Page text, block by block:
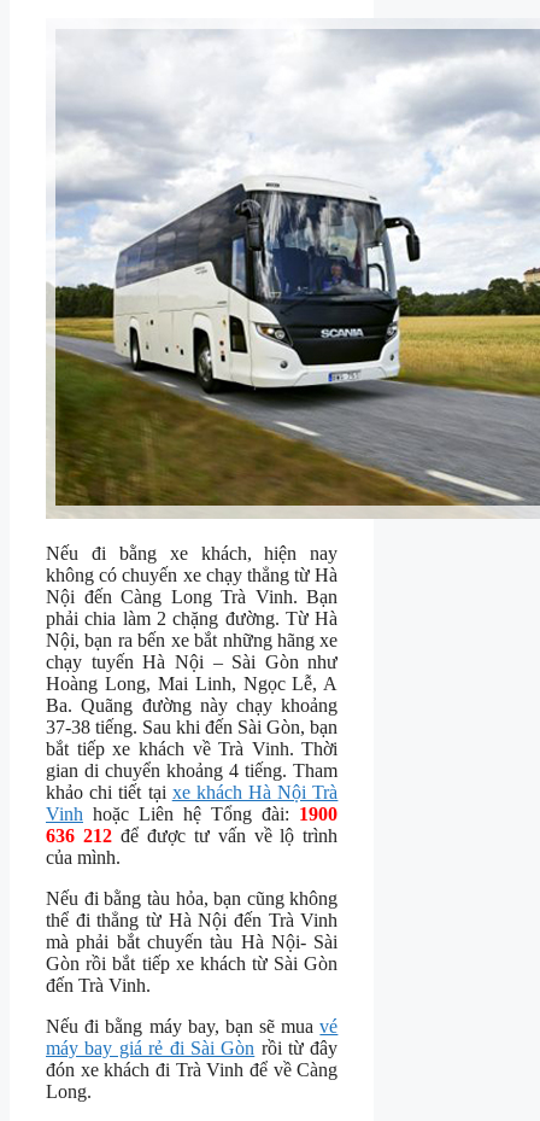
Nếu đi bằng xe khách, hiện nay
không có chuyến xe chạy thẳng từ Hà
Nội đến Càng Long Trà Vinh. Bạn
phải chia làm 2 chặng đường. Từ Hà
Nội, bạn ra bến xe bắt những hãng xe
chạy tuyến Hà Nội – Sài Gòn như
Hoàng Long, Mai Linh, Ngọc Lễ, A
Ba. Quãng đường này chạy khoảng
37-38 tiếng. Sau khi đến Sài Gòn, bạn
bắt tiếp xe khách về Trà Vinh. Thời
gian di chuyển khoảng 4 tiếng. Tham
khảo chi tiết tại xe khách Hà Nội Trà
Vinh hoặc Liên hệ Tổng đài: 1900
636 212để được tư vấn về lộ trình
của mình.
Nếu đi bằng tàu hỏa, bạn cũng không
thể đi thẳng từ Hà Nội đến Trà Vinh
mà phải bắt chuyến tàu Hà Nội- Sài
Gòn rồi bắt tiếp xe khách từ Sài Gòn
đến Trà Vinh.
Nếu đi bằng máy bay, bạn sẽ muavé
máy bay giá rẻ đi Sài Gòn rồi từ đây
đón xe khách đi Trà Vinh để về Càng
Long.